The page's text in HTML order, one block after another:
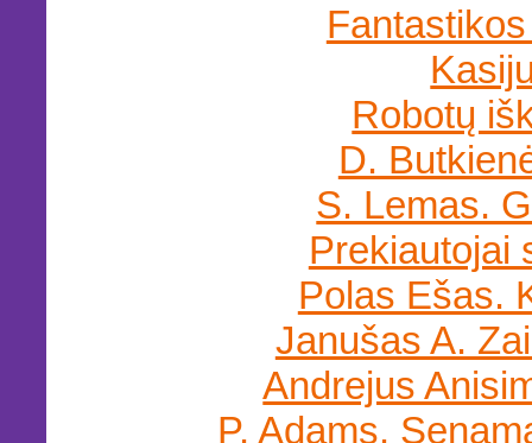
Robotų
D.
S. Lemas.
Prekiautojai
Polas Ešas.
Janušas A.
Andrejus
P. Adams.